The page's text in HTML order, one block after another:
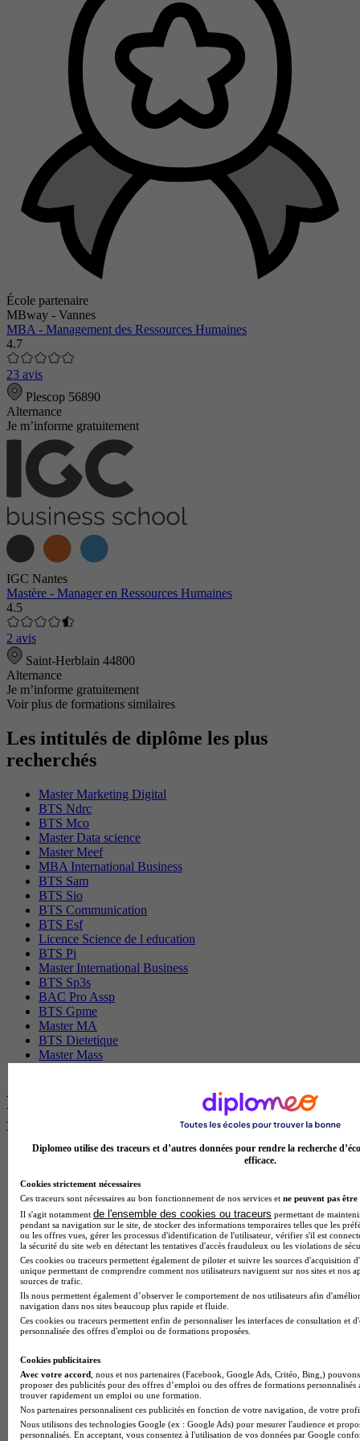
École partenaire
MBway - Vannes
MBA - Management des Ressources Humaines
4.7
23 avis
Plescop 56890
Alternance
Je m’informe gratuitement
IGC Nantes
Mastère - Manager en Ressources Humaines
4.5
2 avis
Saint-Herblain 44800
Alternance
Je m’informe gratuitement
Voir plus de formations similaires
Les intitulés de diplôme les plus
recherchés
Master Marketing Digital
BTS Ndrc
BTS Mco
Master Data science
Master Meef
MBA International Business
BTS Sam
BTS Sio
BTS Communication
BTS Esf
Licence Science de l education
BTS Pi
Master International Business
BTS Sp3s
BAC Pro Assp
BTS Gpme
Master MA
BTS Dietetique
Master Mass
Les intitulés de diplôme par ville les plus
recherchés
Master Meef à Lille
Licence Psychologie à Paris
Master Psychologie à Lyon
Licence Psychologie à Toulouse
Master Psychologie à Lille
Master Psychologie à Montpellier
Master Psychologie à Paris
Master Meef à Lyon
Master Meef à Paris
BTS Tourisme à Bordeaux
BTS Tourisme à Lyon
BTS Tourisme à Paris
Licence Psychologie à Lille
Master Informatique à Paris
BTS Communication à Bordeaux
Master Psychologie à Angers
BTS Communication à Lyon
BTS Ndrc à Lyon
Diplomeo utilise des traceurs et d’autres données pour rendre la recherche
efficace.
Cookies strictement nécessaires
Ces traceurs sont nécessaires au bon fonctionnement de nos services et ne peuvent pas être
Il s'agit notamment de l'ensemble des cookies ou traceurs permettant de
pendant sa navigation sur le site, de stocker des informations temporaires telles que les
ou les offres vues, gérer les processus d'identification de l'utilisateur, vérifier s'il est
la sécurité du site web en détectant les tentatives d'accès frauduleux ou les violations de
Ces cookies ou traceurs permettent également de piloter et suivre les sources d'acquisition
unique permettant de comprendre comment nos utilisateurs naviguent sur nos sites et nos
sources de trafic.
Ils nous permettent également d’observer le comportement de nos utilisateurs afin
navigation dans nos sites beaucoup plus rapide et fluide.
Ces cookies ou traceurs permettent enfin de personnaliser les interfaces de consultation et
personnalisée des offres d'emploi ou de formations proposées.
Cookies publicitaires
Avec votre accord , nous et nos partenaires (Facebook, Google Ads, Critéo, Bing,)
proposer des publicités pour des offres d’emploi ou des offres de formations
trouver rapidement un emploi ou une formation.
Nos partenaires personnalisent ces publicités en fonction de votre navigation, de votre
Nous utilisons des technologies Google (ex : Google Ads) pour mesurer l'audience et
personnalisés. En acceptant, vous consentez à l'utilisation de vos données par Google